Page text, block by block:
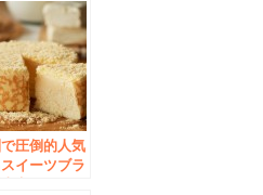
原にグラン
ン！
圧倒的人気
イーツブラ